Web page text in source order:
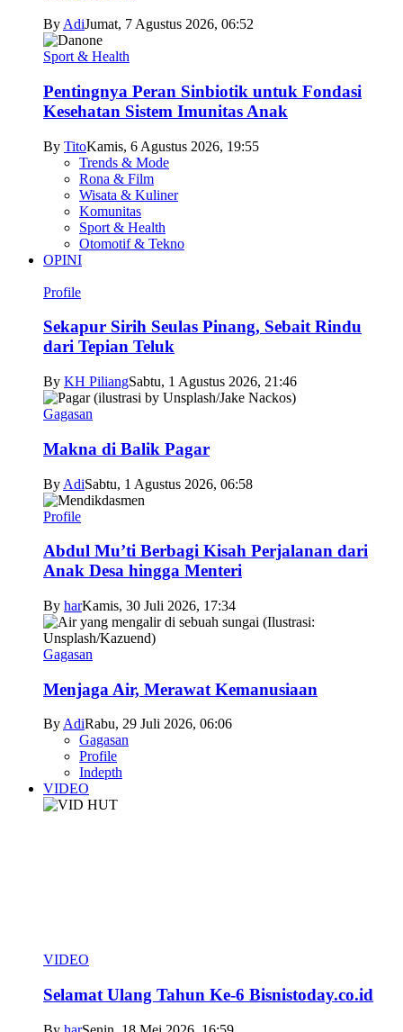
By AdiJumat, 7 Agustus 2026, 06:52
Sport & Health
Pentingnya Peran Sinbiotik untuk Fondasi
Kesehatan Sistem Imunitas Anak
By TitoKamis, 6 Agustus 2026, 19:55
Trends & Mode
Rona & Film
Wisata & Kuliner
Komunitas
Sport & Health
Otomotif & Tekno
OPINI
Profile
Sekapur Sirih Seulas Pinang, Sebait Rindu
dari Tepian Teluk
By KH PiliangSabtu, 1 Agustus 2026, 21:46
Gagasan
Makna di Balik Pagar
By AdiSabtu, 1 Agustus 2026, 06:58
Profile
Abdul Mu’ti Berbagi Kisah Perjalanan dari
Anak Desa hingga Menteri
By harKamis, 30 Juli 2026, 17:34
Gagasan
Menjaga Air, Merawat Kemanusiaan
ByAdiRabu, 29 Juli 2026, 06:06
Gagasan
Profile
Indepth
VIDEO
VIDEO
Selamat Ulang Tahun Ke-6 Bisnistoday.co.id